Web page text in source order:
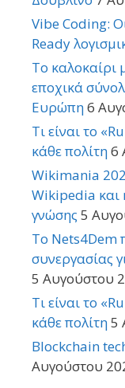
Vibe Coding:
Ready
Το καλοκαίρι
εποχικά
Ευρώπη6
Τι είναι το
κάθε πολίτη6
Wikimania
Wikipedia και
γνώσης 5
Το Nets4Dem
συνεργασίας
5 Αυγούστου
Τι είναι το
κάθε πολίτη5
Blockchain
Αυγούστου